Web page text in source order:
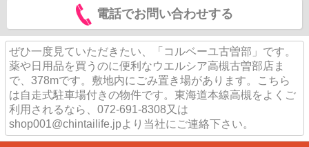
電話でお問い合わせする
ぜひ一度見ていただきたい、「コルベーユ古曽部」です。
薬や日用品を買うのに便利なウエルシア高槻古曽部店ま
で、378mです。敷地内にごみ置き場があります。こちら
は自走式駐車場付きの物件です。東海道本線高槻をよくご
利用されるなら、072-691-8308又は
shop001@chintailife.jpより当社にご連絡下さい。